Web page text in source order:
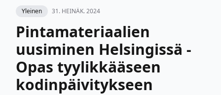
Yleinen 31. HEINÄK. 2024
Pintamateriaalien
uusiminen Helsingissä -
Opas tyylikkääseen
kodinpäivitykseen